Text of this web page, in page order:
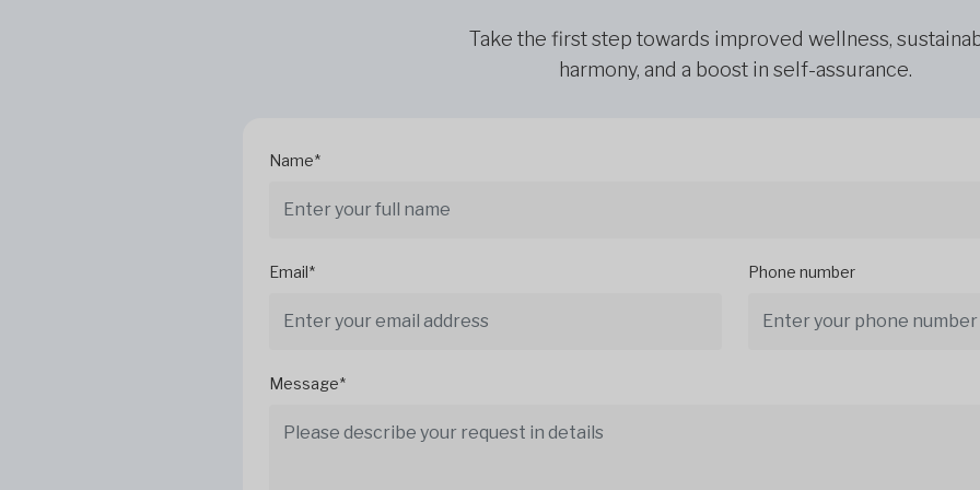
Take the first step towards improved wellness,
harmony, and a boost in self-assurance.
Name*
Email* Phone number
Message*